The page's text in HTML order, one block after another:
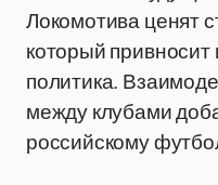
Локомотива ценят
который
политика.
между клубами
российскому